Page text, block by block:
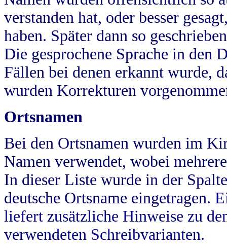
verstanden hat, oder besser
haben. Später dann so
Die gesprochene Sprache in
Fällen bei denen erkannt wurde,
wurden Korrekturen
Ortsnamen
Bei den Ortsnamen wurden im
Namen verwendet, wobei
In dieser Liste wurde in der
deutsche Ortsname eingetragen.
liefert zusätzliche Hinweise zu
verwendeten Schreibvarianten.